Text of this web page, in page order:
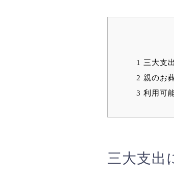
1 三大支
2 親のお
3 利用可
三大支出